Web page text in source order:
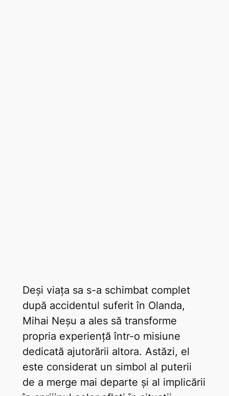
Deși viața sa s-a schimbat complet
după accidentul suferit în Olanda,
Mihai Neșu a ales să transforme
propria experiență într-o misiune
dedicată ajutorării altora. Astăzi, el
este considerat un simbol al puterii
de a merge mai departe și al implicării